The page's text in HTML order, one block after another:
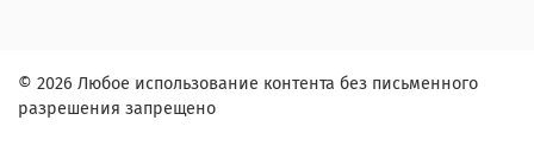
© 2026 Любое использование контента без письменного
разрешения запрещено